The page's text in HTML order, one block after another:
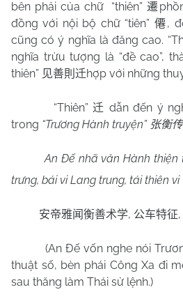
bên phải của chữ
“thiên”遷
đồng với nội bộ chữ “tiên” 僊,
cũng có ý nghĩa là đăng cao.
nghĩa trừu tượng là “đề cao”,
thiên” 见善則迁hợp với những
“Thiên”迁 dẫn đến ý
trong “Trương Hành truyện” 张衡传
An Đế nhã văn Hành thiện
trưng, bái vi Lang trung, tái thiên vi
安帝雅闻衡善术学, 公车特征,
(An Đế vốn nghe nói
thuật số, bèn phái Công Xa đi
sau thăng làm Thái sử lệnh.)